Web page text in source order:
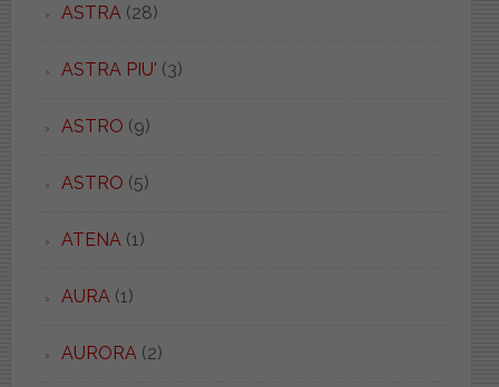
ASTRA (28)
ASTRA PIU' (3)
ASTRO (9)
ASTRO (5)
ATENA (1)
AURA (1)
AURORA (2)